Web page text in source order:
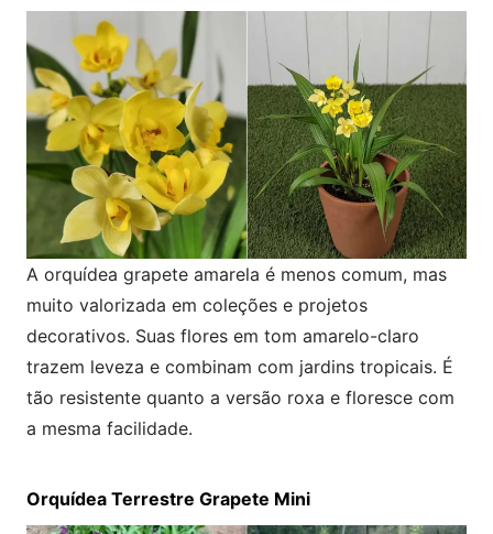
A orquídea grapete amarela é menos comum, mas
muito valorizada em coleções e projetos
decorativos. Suas flores em tom amarelo-claro
trazem leveza e combinam com jardins tropicais. É
tão resistente quanto a versão roxa e floresce com
a mesma facilidade.
Orquídea Terrestre Grapete Mini